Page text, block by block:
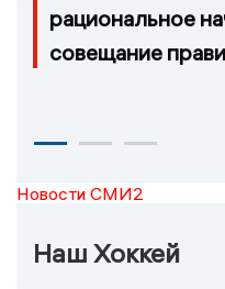
рациональное
совещание
Новости СМИ2
Наш Хоккей